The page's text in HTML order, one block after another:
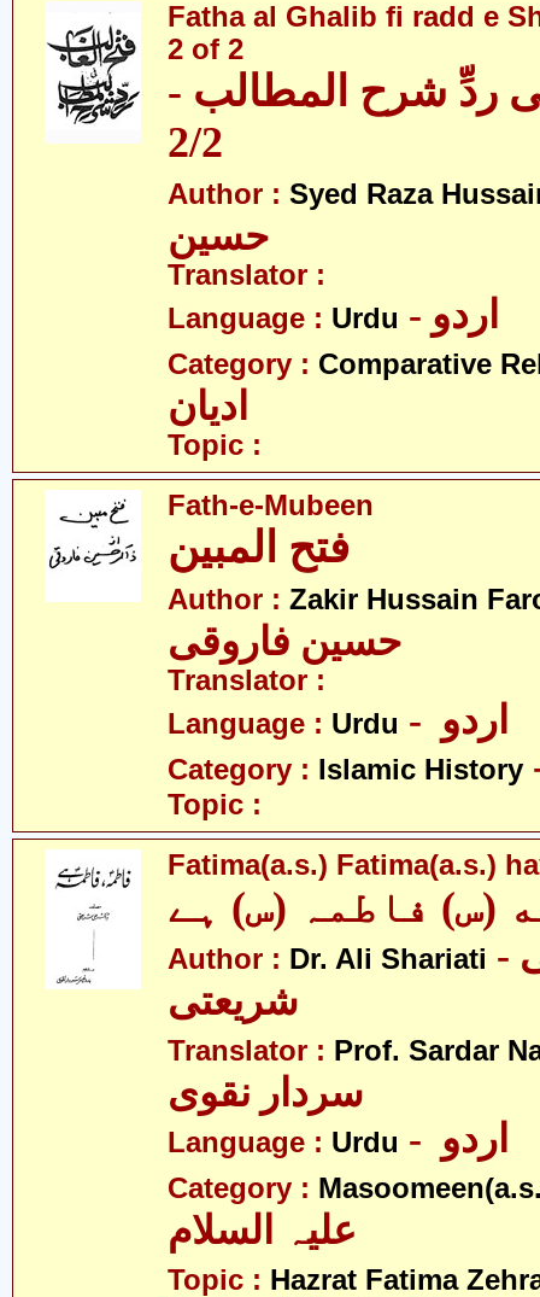
Fatha al Ghalib fi radd e
2 of 2
ردِّ شرح المطالب -
2/2
Author : Syed Raza
حسین
Translator :
Language : Urdu - اردو
Category : Comparative
ادیان
Topic :
Fath-e-Mubeen
فتح المبین
Author : Zakir Hussain
حسین فاروقی
Translator :
Language : Urdu
Category : Islamic History
Topic :
Fatima(a.s.) Fatima(a.s.)
(س) فاطمہ (س) ہے
Author : Dr. Ali Shariati - ڈاکٹر علی
شریعتی
Translator : Prof. Sardar
سردار نقوی
Language : Urdu
Category :
Topic : Hazrat Fatima